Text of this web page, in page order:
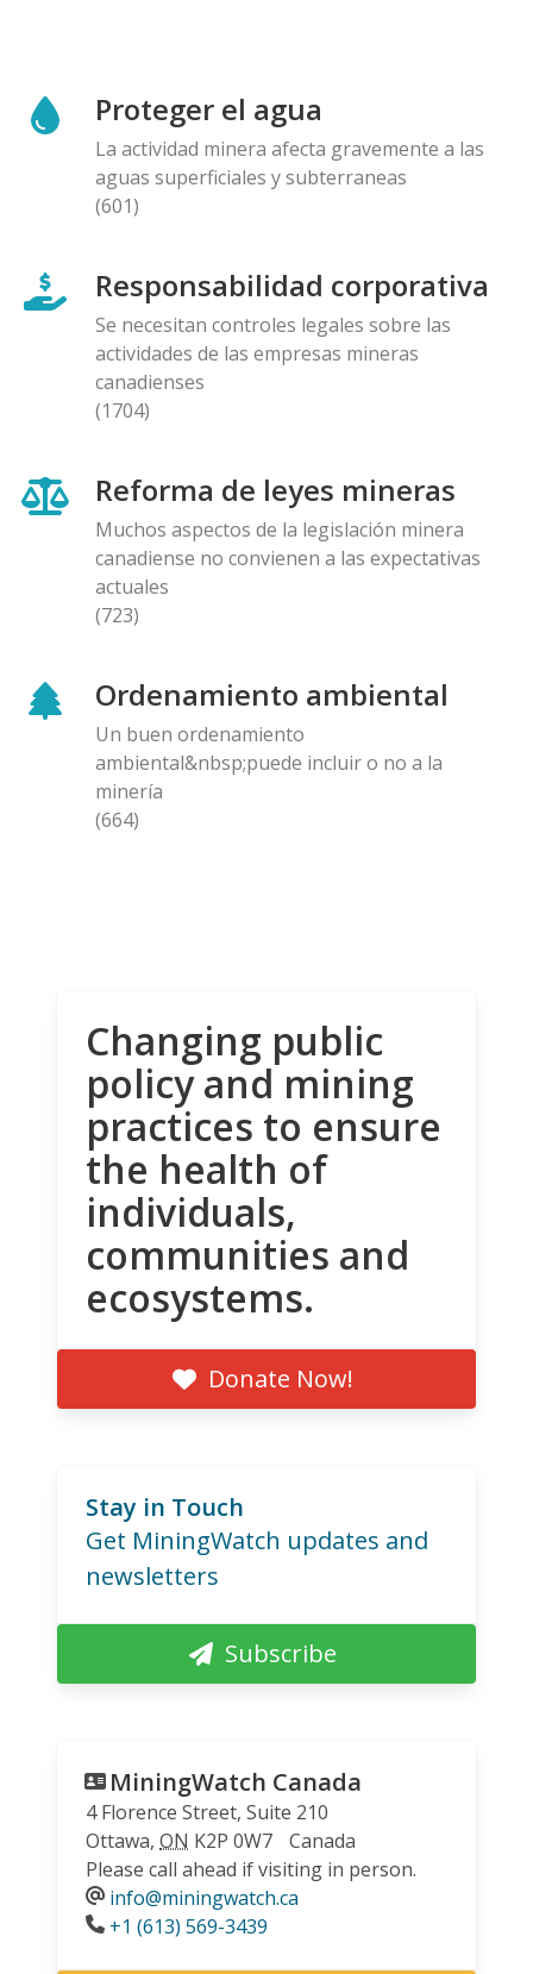
Proteger el agua
La actividad minera afecta gravemente a las
aguas superficiales y subterraneas
(601)
Responsabilidad corporativa
Se necesitan controles legales sobre las
actividades de las empresas mineras
canadienses
(1704)
Reforma de leyes mineras
Muchos aspectos de la legislación minera
canadiense no convienen a las expectativas
actuales
(723)
Ordenamiento ambiental
Un buen ordenamiento
ambiental&nbsp;puede incluir o no a la
minería
(664)
Changing public
policy and mining
practices to ensure
the health of
individuals,
communities and
ecosystems.
Donate Now!
Stay in Touch
Get MiningWatch updates and
newsletters
Subscribe
MiningWatch Canada
4 Florence Street, Suite 210
Ottawa, ON K2P 0W7
Canada
Please call ahead if visiting in person.
info@miningwatch.ca
Phone
+1 (613) 569-3439